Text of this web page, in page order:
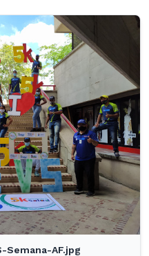
Semana-AF.jpg